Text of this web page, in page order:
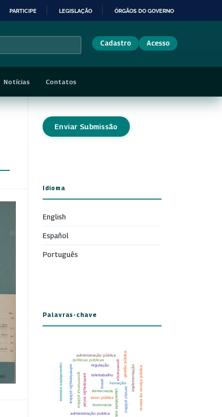
PARTICIPE LEGISLAÇÃO ÓRGÃOS DO GOVERNO
Cadastro Acesso
Notícias Contatos
Enviar Submissão
Idioma
English
Español
Português
Palavras-chave